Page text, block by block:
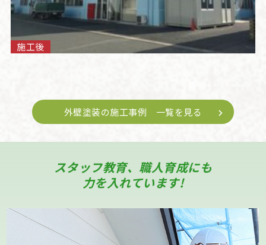
施工後
外壁塗装の施工事例 一覧を見る
スタッフ教育、職人育成にも
力を入れています!